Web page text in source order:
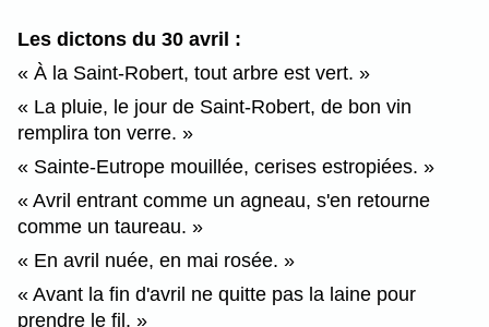
Les dictons du 30 avril :
À la Saint-Robert, tout arbre est vert.
La pluie, le jour de Saint-Robert, de bon vin
remplira ton verre.
Sainte-Eutrope mouillée, cerises estropiées.
Avril entrant comme un agneau, s'en retourne
comme un taureau.
En avril nuée, en mai rosée.
Avant la fin d'avril ne quitte pas la laine pour
prendre le fil.